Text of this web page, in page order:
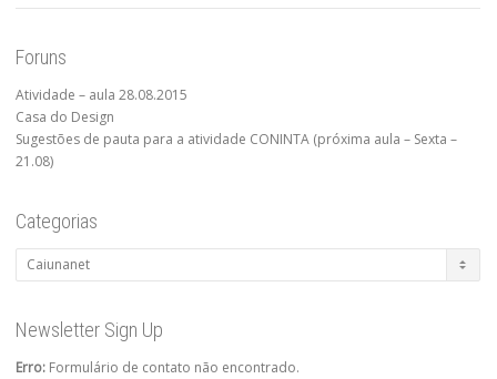
Foruns
Atividade – aula 28.08.2015
Casa do Design
Sugestões de pauta para a atividade CONINTA (próxima aula – Sexta –
21.08)
Categorias
Categorias
Newsletter Sign Up
Erro: Formulário de contato não encontrado.